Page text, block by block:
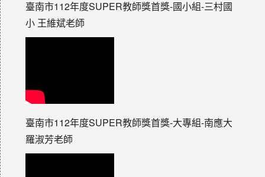
臺南市112年度SUPER教師獎首獎-國小組-三村國
小 王維斌老師
臺南市112年度SUPER教師獎首獎-大專組-南應大
羅淑芳老師